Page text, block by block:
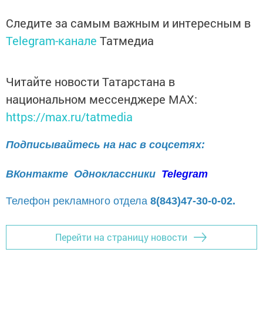
Следите за самым важным и интересным в
Telegram-канале Татмедиа
Читайте новости Татарстана в
национальном мессенджере MАХ:
https://max.ru/tatmedia
Подписывайтесь на нас в соцсетях:
ВКонтакте Одноклассники Telegram
Телефон рекламного отдела 8(843)47-30-0-02.
Перейти на страницу новости